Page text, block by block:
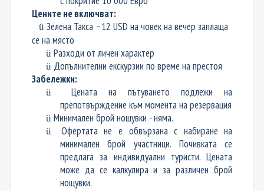
Цените не включват:
ü Зелена Такса –12 USD на човек на вечер заплаща
се на място
ü Разходи от личен характер
ü Допълнителни екскурзии по време на престоя
Забележки:
ü
Цената на пътуването подлежи на
препотвърждение към момента на резервация
ü Минимален брой нощувки - няма.
ü
Офертата не е обвързана с набиране на
минимален брой участници. Почивката се
предлага за индивидуални туристи. Цената
може да се калкулира и за различен брой
нощувки.